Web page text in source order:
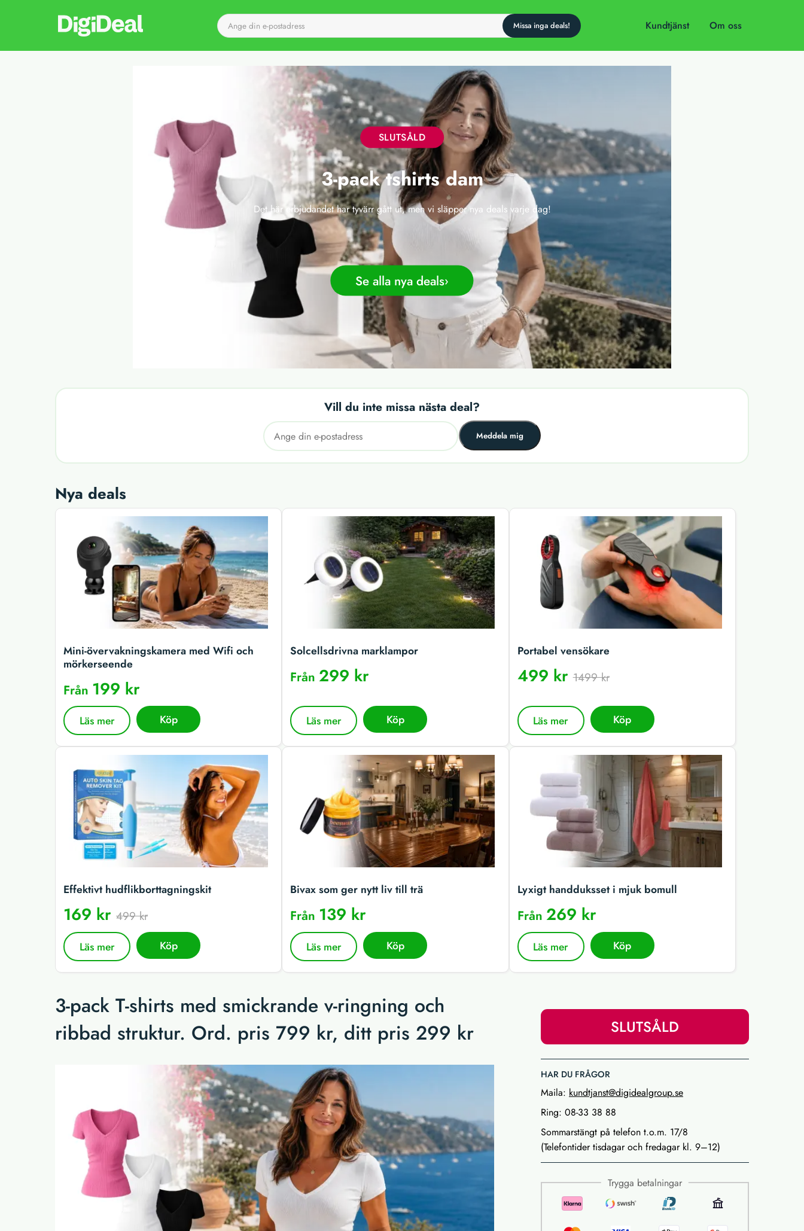
Till startsidan Kundtjänst Om oss
SLUTSÅLD
3-pack tshirts dam
Det här erbjudandet har tyvärr gått ut, men vi släpper nya deals varje dag!
Se alla nya deals
Vill du inte missa nästa deal?
Meddela mig
Nya deals
Mini-övervakningskamera med Wifi och
mörkerseende
Från 199 kr
Läs mer Köp
Solcellsdrivna marklampor
Från299 kr
Läs mer Köp
Portabel vensökare
499 kr1499 kr
Läs mer Köp
Effektivt hudflikborttagningskit
169 kr 499 kr
Läs mer Köp
Bivax som ger nytt liv till trä
Från 139 kr
Läs mer Köp
Lyxigt handduksset i mjuk bomull
Från 269 kr
Läs mer Köp
3-pack T-shirts med smickrande v-ringning och
ribbad struktur. Ord. pris 799 kr, ditt pris 299 kr
SLUTSÅLD
HAR DU FRÅGOR
Maila: kundtjanst@digidealgroup.se
Ring: 08-33 38 88
Sommarstängt på telefon t.o.m. 17/8
(Telefontider tisdagar och fredagar kl. 9–12)
Trygga betalningar